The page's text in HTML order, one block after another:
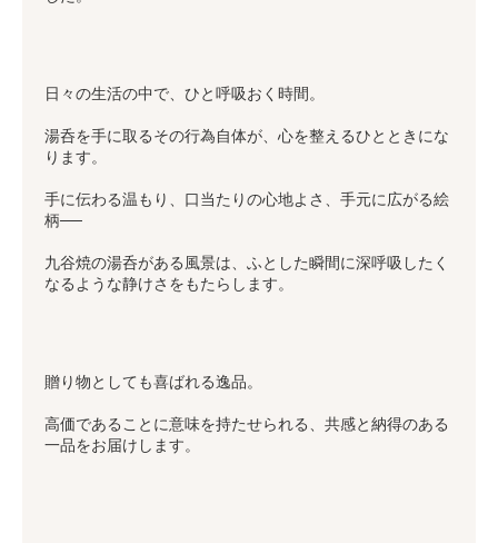
日々の生活の中で、ひと呼吸おく時間。
湯呑を手に取るその行為自体が、心を整えるひとときにな
ります。
手に伝わる温もり、口当たりの心地よさ、手元に広がる絵
柄──
九谷焼の湯呑がある風景は、ふとした瞬間に深呼吸したく
なるような静けさをもたらします。
贈り物としても喜ばれる逸品。
高価であることに意味を持たせられる、共感と納得のある
一品をお届けします。